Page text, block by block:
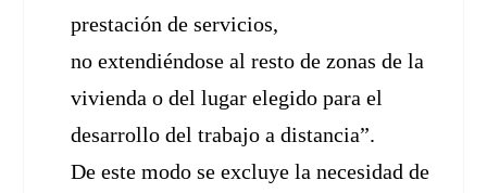
prestación de servicios,
no extendiéndose al resto de zonas de la
vivienda o del lugar elegido para el
desarrollo del trabajo a distancia”.
De este modo se excluye la necesidad de